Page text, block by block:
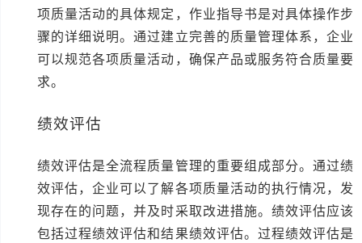
项质量活动的具体规定，作业指导书是对具体操作步
骤的详细说明。通过建立完善的质量管理体系，企业
可以规范各项质量活动，确保产品或服务符合质量要
求。
绩效评估
绩效评估是全流程质量管理的重要组成部分。通过绩
效评估，企业可以了解各项质量活动的执行情况，发
现存在的问题，并及时采取改进措施。绩效评估应该
包括过程绩效评估和结果绩效评估。过程绩效评估是